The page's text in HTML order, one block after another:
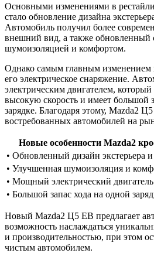
Основными изменениями в
стало обновление дизайна
Автомобиль получил более
внешний вид, а также обновленный
шумоизоляцией и комфортом.
Однако самым главным изменением
его электрическое снаряжение.
электрическим двигателем, который
высокую скорость и имеет большой
зарядке. Благодаря этому, Mazda2
востребованных автомобилей на
Новые особенности Mazda2
• Обновленный дизайн экстерьера и
• Улучшенная шумоизоляция и
• Мощный электрический двигатель
• Большой запас хода на одной
Новый Mazda2 Ц5 ЕВ предлагает
возможность наслаждаться
и производительностью, при этом
чистым автомобилем.